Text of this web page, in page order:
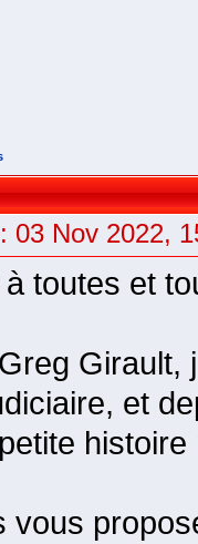
03 Nov 2022,
toutes et
Girault,
et
vous